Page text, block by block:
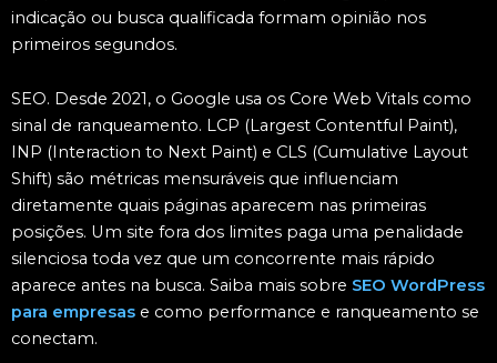
indicação ou busca qualificada formam opinião nos
primeiros segundos.
SEO. Desde 2021, o Google usa os Core Web Vitals como
sinal de ranqueamento. LCP (Largest Contentful Paint),
INP (Interaction to Next Paint) e CLS (Cumulative Layout
Shift) são métricas mensuráveis que influenciam
diretamente quais páginas aparecem nas primeiras
posições. Um site fora dos limites paga uma penalidade
silenciosa toda vez que um concorrente mais rápido
aparece antes na busca. Saiba mais sobre SEO WordPress
para empresas e como performance e ranqueamento se
conectam.